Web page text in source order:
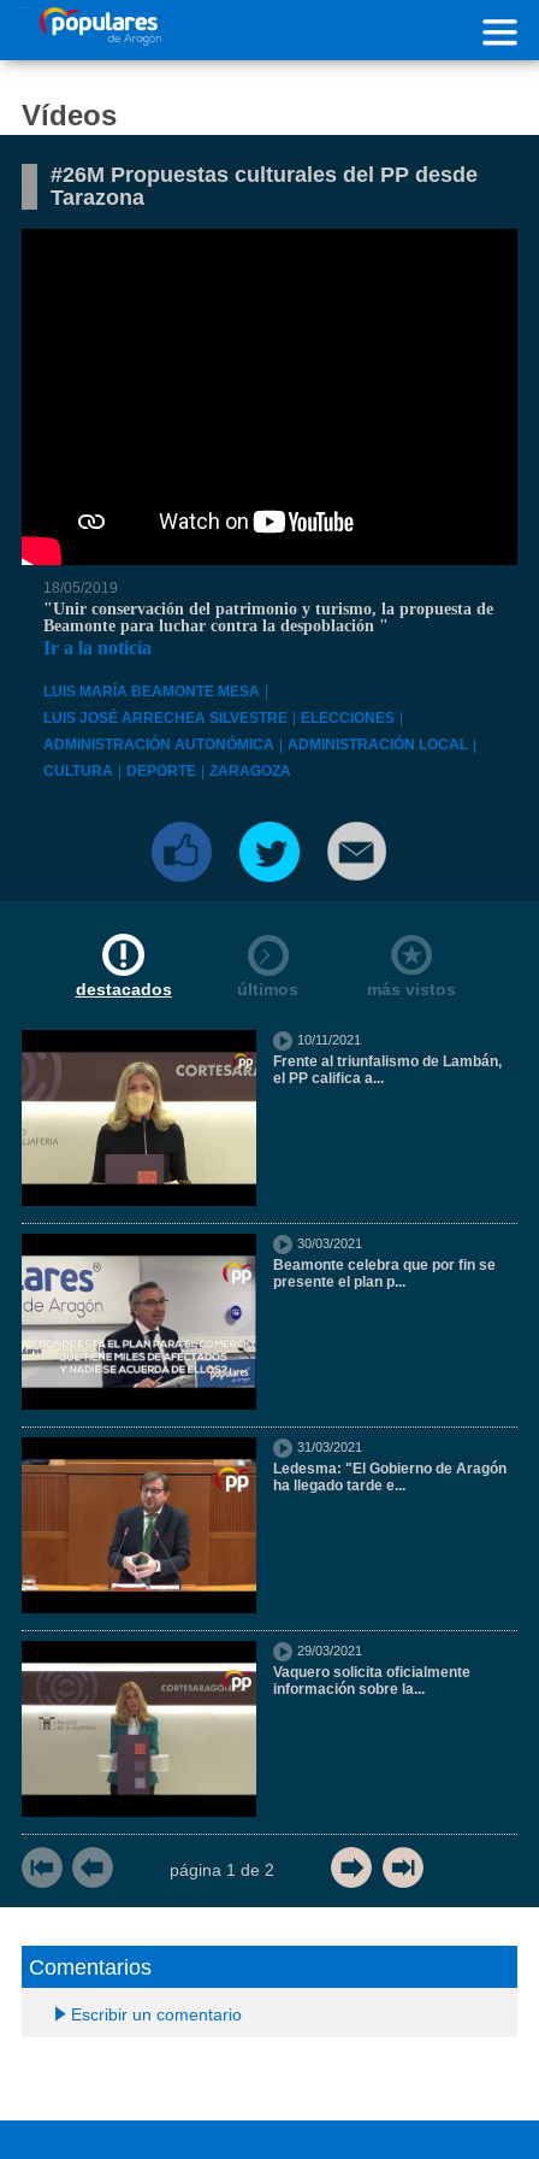
Pasar al contenido principal
Vídeos
#26M Propuestas culturales del PP desde
Tarazona
18/05/2019
"Unir conservación del patrimonio y turismo, la propuesta de
Beamonte para luchar contra la despoblación "
Ir a la noticia
LUIS MARÍA BEAMONTE MESA |
LUIS JOSÉ ARRECHEA SILVESTRE | ELECCIONES |
ADMINISTRACIÓN AUTONÓMICA | ADMINISTRACIÓN LOCAL |
CULTURA | DEPORTE | ZARAGOZA
destacados últimos más vistos
10/11/2021
Frente al triunfalismo de Lambán,
el PP califica a...
30/03/2021
Beamonte celebra que por fin se
presente el plan p...
31/03/2021
Ledesma: "El Gobierno de Aragón
ha llegado tarde e...
29/03/2021
Vaquero solicita oficialmente
información sobre la...
página 1 de2
Comentarios
Escribir un comentario